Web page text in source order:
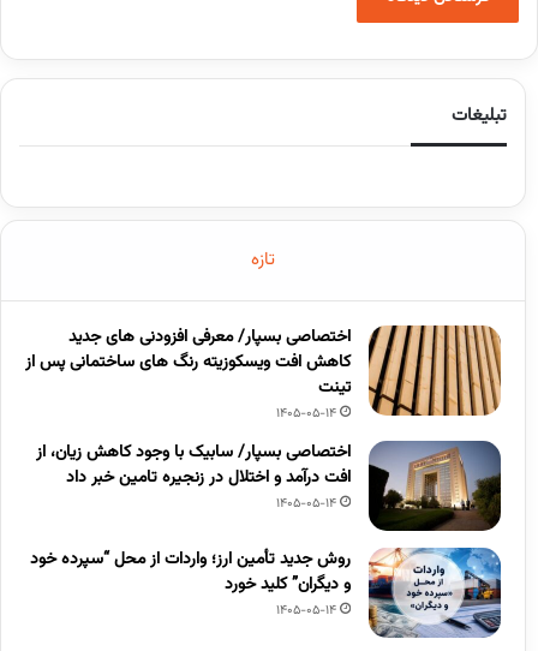
تبلیغات
تازه
اختصاصی بسپار/ معرفی افزودنی های جدید
کاهش افت ویسکوزیته رنگ های ساختمانی پس از
تینت
1405-05-14
اختصاصی بسپار/ سابیک با وجود کاهش زیان، از
افت درآمد و اختلال در زنجیره تامین خبر داد
1405-05-14
روش جدید تأمین ارز؛ واردات از محل “سپرده خود
و دیگران” کلید خورد
1405-05-14